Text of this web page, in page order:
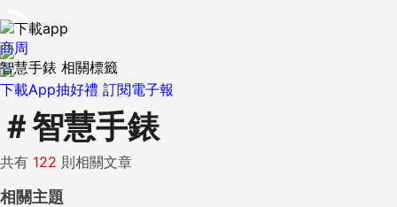
下載App抽好禮 訂閱電子報
商周
智慧手錶 相關標籤
＃智慧手錶
共有 122 則相關文章
相關主題